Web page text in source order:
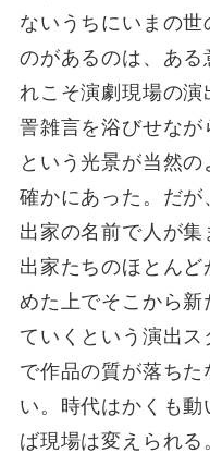
ないうちにいまの
のがあるのは、あ
れこそ演劇現場の
詈雑言を浴びせな
という光景が当然
確かにあった。だ
出家の名前で人が
出家たちのほとん
めた上でそこから新
ていくという演出
で作品の質が落ち
い。時代はかくも
ば現場は変えられる